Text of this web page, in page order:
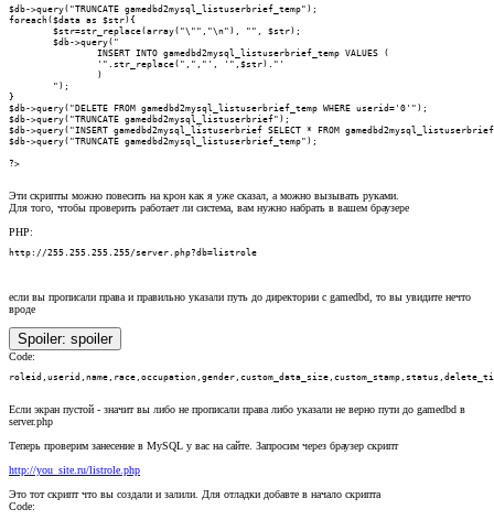
$db->query("TRUNCATE gamedbd2mysql_listuserbrief_temp");
foreach($data as $str){
        $str=str_replace(array("\"","\n"), "", $str);
        $db->query("
                INSERT INTO gamedbd2mysql_listuserbrief_temp VALUES (
                '".str_replace(",","', '",$str)."'
                )
        ");
}
$db->query("DELETE FROM gamedbd2mysql_listuserbrief_temp WHERE userid='0'");
$db->query("TRUNCATE gamedbd2mysql_listuserbrief");
$db->query("INSERT gamedbd2mysql_listuserbrief SELECT * FROM
$db->query("TRUNCATE gamedbd2mysql_listuserbrief_temp");
?>
Эти скрипты можно повесить на крон как я уже сказал, а можно вызывать руками.
Для того, чтобы проверить работает ли система, вам нужно набрать в вашем браузере
PHP:
http://255.255.255.255/server.php?db=listrole
если вы прописали права и правильно указали путь до директории с gamedbd, то вы увидите нечто
вроде
Spoiler: spoiler
Code:
Если экран пустой - значит вы либо не прописали права либо указали не верно пути до gamedbd в
server.php
Теперь проверим занесение в MySQL у вас на сайте. Запросим через браузер скрипт
http://you_site.ru/listrole.php
Это тот скрипт что вы создали и залили. Для отладки добавте в начало скрипта
Code: